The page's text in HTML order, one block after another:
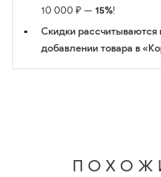
10 000 ₽ — 15%!
Скидки рассчитываются
добавлении товара в